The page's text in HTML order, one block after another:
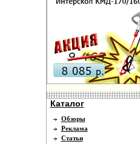
Каталог
Обзоры
Реклама
Статьи